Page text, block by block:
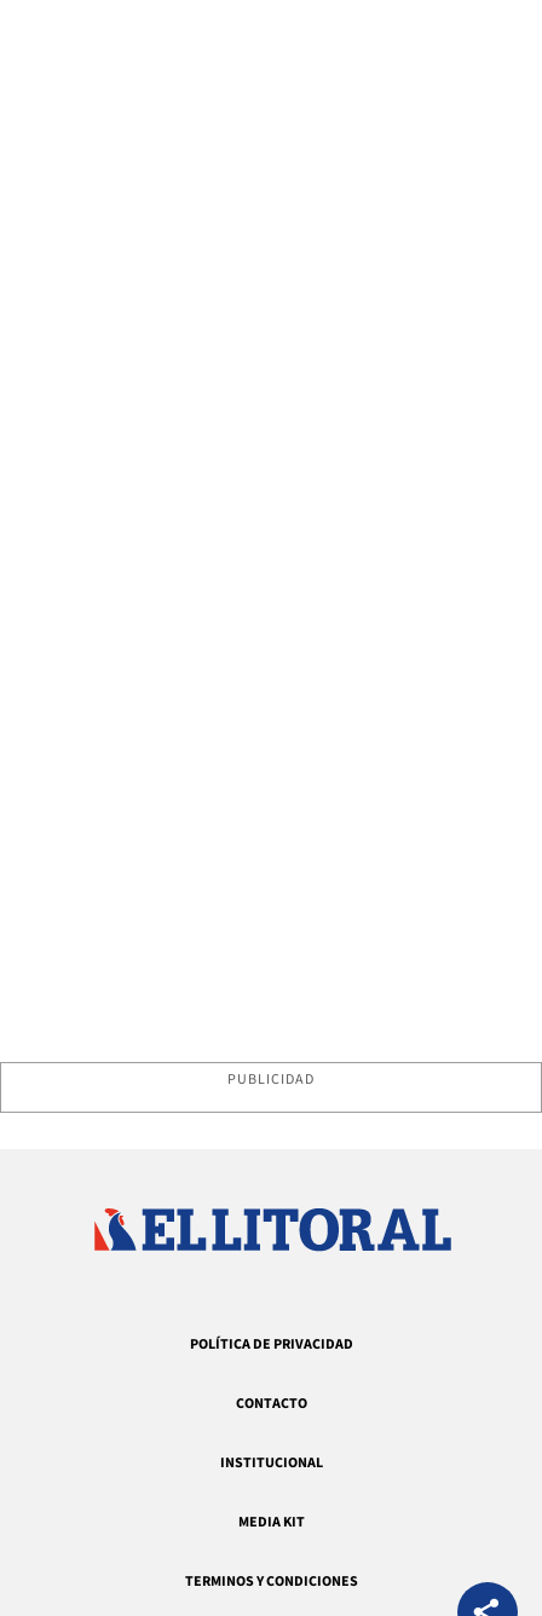
PUBLICIDAD
POLÍTICA DE PRIVACIDAD
CONTACTO
INSTITUCIONAL
MEDIA KIT
TERMINOS Y CONDICIONES